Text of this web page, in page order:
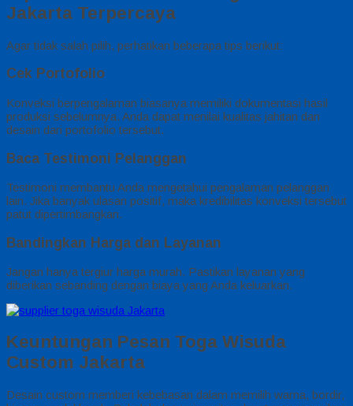
Jakarta Terpercaya
Agar tidak salah pilih, perhatikan beberapa tips berikut:
Cek Portofolio
Konveksi berpengalaman biasanya memiliki dokumentasi hasil
produksi sebelumnya. Anda dapat menilai kualitas jahitan dan
desain dari portofolio tersebut.
Baca Testimoni Pelanggan
Testimoni membantu Anda mengetahui pengalaman pelanggan
lain. Jika banyak ulasan positif, maka kredibilitas konveksi tersebut
patut dipertimbangkan.
Bandingkan Harga dan Layanan
Jangan hanya tergiur harga murah. Pastikan layanan yang
diberikan sebanding dengan biaya yang Anda keluarkan.
Keuntungan Pesan Toga Wisuda
Custom Jakarta
Desain custom memberi kebebasan dalam memilih warna, bordir,